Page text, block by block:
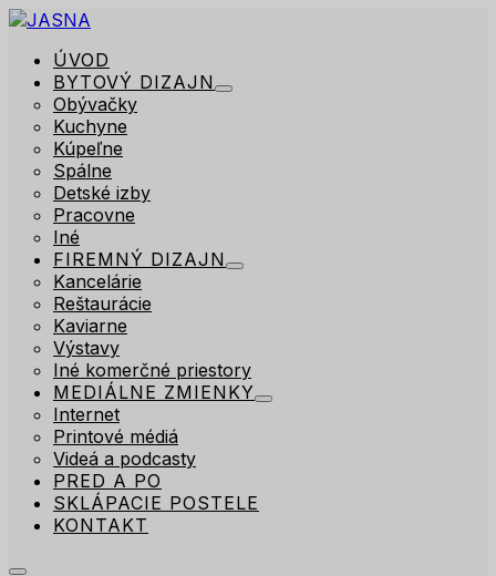
ÚVOD
BYTOVÝ DIZAJN
Obývačky
Kuchyne
Kúpeľne
Spálne
Detské izby
Pracovne
Iné
FIREMNÝ DIZAJN
Kancelárie
Reštaurácie
Kaviarne
Výstavy
Iné komerčné priestory
MEDIÁLNE ZMIENKY
Internet
Printové médiá
Videá a podcasty
PRED A PO
SKLÁPACIE POSTELE
KONTAKT